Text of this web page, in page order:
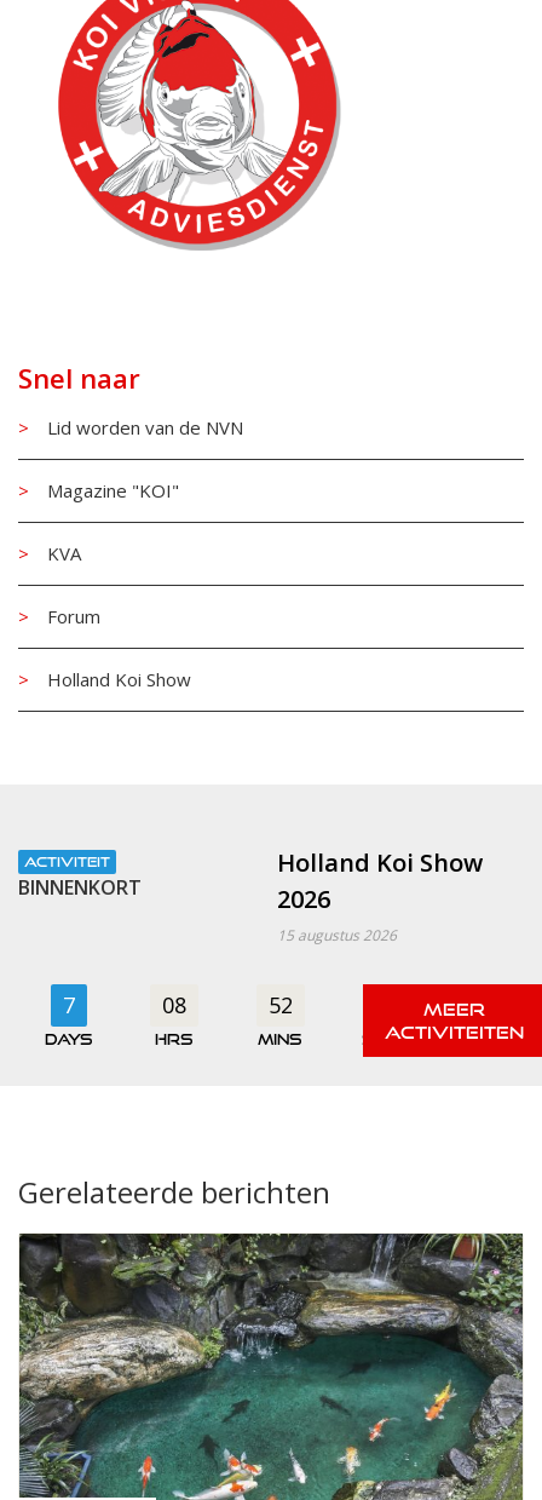
Snel naar
Lid worden van de NVN
Magazine "KOI"
KVA
Forum
Holland Koi Show
ACTIVITEIT
BINNENKORT
Holland Koi Show
2026
15 augustus 2026
7
days
08
hrs
52
mins secs
Gerelateerde berichten